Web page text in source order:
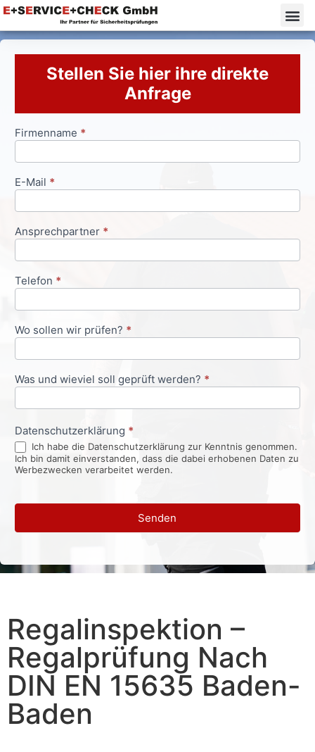
Stellen Sie hier ihre direkte
Anfrage
Anfrageformular
Firmenname *
E-Mail *
Ansprechpartner *
Telefon *
Wo sollen wir prüfen? *
Was und wieviel soll geprüft werden? *
Datenschutzerklärung *
Ich habe die Datenschutzerklärung zur Kenntnis genommen.
Ich bin damit einverstanden, dass die dabei erhobenen Daten zu
Werbezwecken verarbeitet werden.
Senden
Regalinspektion –
Regalprüfung Nach
DIN EN 15635 Baden-
Baden